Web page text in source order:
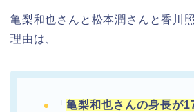
亀梨和也さんと松本潤さんと香川
理由は、
「 亀梨和也さんの身長が